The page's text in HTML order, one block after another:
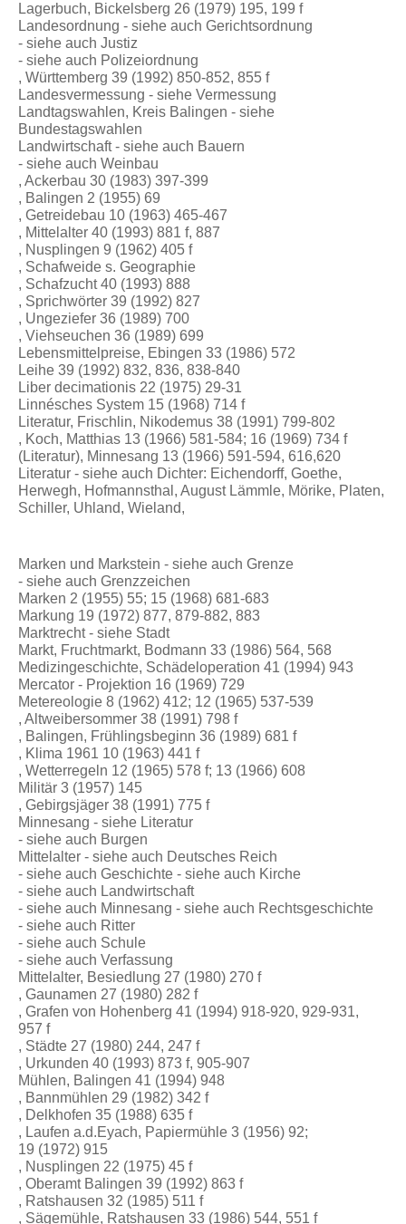
Lagerbuch, Bickelsberg 26 (1979) 195, 199 f
Landesordnung - siehe auch Gerichtsordnung
- siehe auch Justiz
- siehe auch Polizeiordnung
, Württemberg 39 (1992) 850-852, 855 f
Landesvermessung - siehe Vermessung
Landtagswahlen, Kreis Balingen - siehe
Bundestagswahlen
Landwirtschaft - siehe auch Bauern
- siehe auch Weinbau
, Ackerbau 30 (1983) 397-399
, Balingen 2 (1955) 69
, Getreidebau 10 (1963) 465-467
, Mittelalter 40 (1993) 881 f, 887
, Nusplingen 9 (1962) 405 f
, Schafweide s. Geographie
, Schafzucht 40 (1993) 888
, Sprichwörter 39 (1992) 827
, Ungeziefer 36 (1989) 700
, Viehseuchen 36 (1989) 699
Lebensmittelpreise, Ebingen 33 (1986) 572
Leihe 39 (1992) 832, 836, 838-840
Liber decimationis 22 (1975) 29-31
Linnésches System 15 (1968) 714 f
Literatur, Frischlin, Nikodemus 38 (1991) 799-802
, Koch, Matthias 13 (1966) 581-584; 16 (1969) 734 f
(Literatur), Minnesang 13 (1966) 591-594, 616,620
Literatur - siehe auch Dichter: Eichendorff, Goethe,
Herwegh, Hofmannsthal, August Lämmle, Mörike, Platen,
Schiller, Uhland, Wieland,
Marken und Markstein - siehe auch Grenze
- siehe auch Grenzzeichen
Marken 2 (1955) 55; 15 (1968) 681-683
Markung 19 (1972) 877, 879-882, 883
Marktrecht - siehe Stadt
Markt, Fruchtmarkt, Bodmann 33 (1986) 564, 568
Medizingeschichte, Schädeloperation 41 (1994) 943
Mercator - Projektion 16 (1969) 729
Metereologie 8 (1962) 412; 12 (1965) 537-539
, Altweibersommer 38 (1991) 798 f
, Balingen, Frühlingsbeginn 36 (1989) 681 f
, Klima 1961 10 (1963) 441 f
, Wetterregeln 12 (1965) 578 f; 13 (1966) 608
Militär 3 (1957) 145
, Gebirgsjäger 38 (1991) 775 f
Minnesang - siehe Literatur
- siehe auch Burgen
Mittelalter - siehe auch Deutsches Reich
- siehe auch Geschichte - siehe auch Kirche
- siehe auch Landwirtschaft
- siehe auch Minnesang - siehe auch Rechtsgeschichte
- siehe auch Ritter
- siehe auch Schule
- siehe auch Verfassung
Mittelalter, Besiedlung 27 (1980) 270 f
, Gaunamen 27 (1980) 282 f
, Grafen von Hohenberg 41 (1994) 918-920, 929-931,
957 f
, Städte 27 (1980) 244, 247 f
, Urkunden 40 (1993) 873 f, 905-907
Mühlen, Balingen 41 (1994) 948
, Bannmühlen 29 (1982) 342 f
, Delkhofen 35 (1988) 635 f
, Laufen a.d.Eyach, Papiermühle 3 (1956) 92;
19 (1972) 915
, Nusplingen 22 (1975) 45 f
, Oberamt Balingen 39 (1992) 863 f
, Ratshausen 32 (1985) 511 f
, Sägemühle, Ratshausen 33 (1986) 544, 551 f